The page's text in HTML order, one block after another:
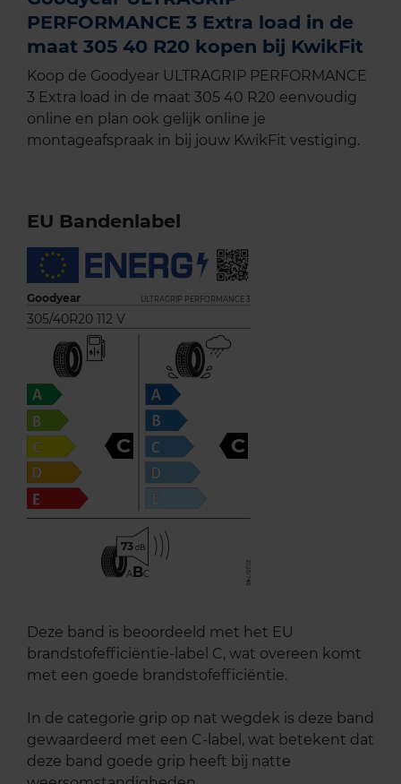
PERFORMANCE 3 Extra load in de
maat 305 40 R20 kopen bij KwikFit
Koop de Goodyear ULTRAGRIP PERFORMANCE
3 Extra load in de maat 305 40 R20 eenvoudig
online en plan ook gelijk online je
montageafspraak in bij jouw KwikFit vestiging.
EU Bandenlabel
Goodyear ULTRAGRIP PERFORMANCE 3
305/40R20 112 V
C C
73
ABC
Deze band is beoordeeld met het EU
brandstofefficiëntie-label C, wat overeen komt
met een goede brandstofefficiëntie.
In de categorie grip op nat wegdek is deze band
gewaardeerd met een C-label, wat betekent dat
deze band goede grip heeft bij natte